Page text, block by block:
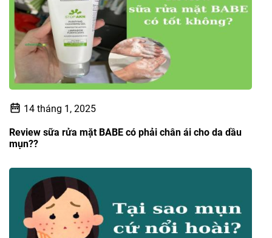
14 tháng 1, 2025
Review sữa rửa mặt BABE có phải chân ái cho da dầu
mụn??